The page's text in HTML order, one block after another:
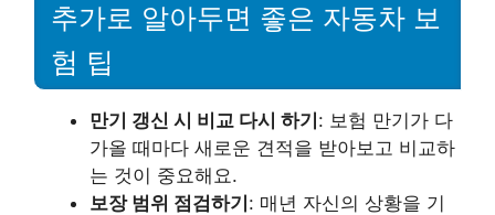
추가로 알아두면 좋은 자동차 보
험 팁
만기 갱신 시 비교 다시 하기: 보험 만기가 다
가올 때마다 새로운 견적을 받아보고 비교하
는 것이 중요해요.
보장 범위 점검하기: 매년 자신의 상황을 기